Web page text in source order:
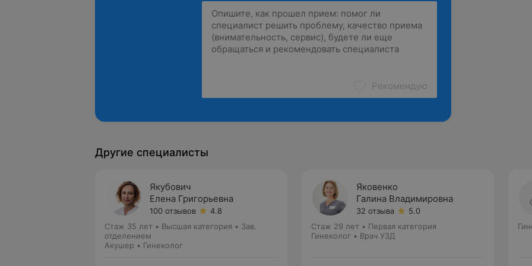
Рекомендую
Другие специалисты
Якубович
Елена Григорьевна
100 отзывов
4.8
Стаж 35 лет • Высшая категория • Зав.
отделением
Акушер • Гинеколог
Яковенко
Галина Владимировна
32 отзыва
5.0
Стаж 29 лет • Первая категория
Гинеколог • Врач УЗД